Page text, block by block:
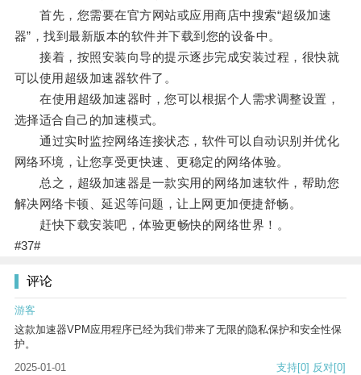
首先，您需要在官方网站或应用商店中搜索“超级加速
器”，找到最新版本的软件并下载到您的设备中。
接着，按照安装向导的提示逐步完成安装过程，很快就
可以使用超级加速器软件了。
在使用超级加速器时，您可以根据个人需求调整设置，
选择适合自己的加速模式。
通过实时监控网络连接状态，软件可以自动识别并优化
网络环境，让您享受更快速、更稳定的网络体验。
总之，超级加速器是一款实用的网络加速软件，帮助您
解决网络卡顿、延迟等问题，让上网更加便捷舒畅。
赶快下载安装吧，体验更畅快的网络世界！。
#37#
评论
游客
这款加速器VPM应用程序已经为我们带来了无限的隐私保护和安全性保
护。
2025-01-01
支持[0] 反对[0]